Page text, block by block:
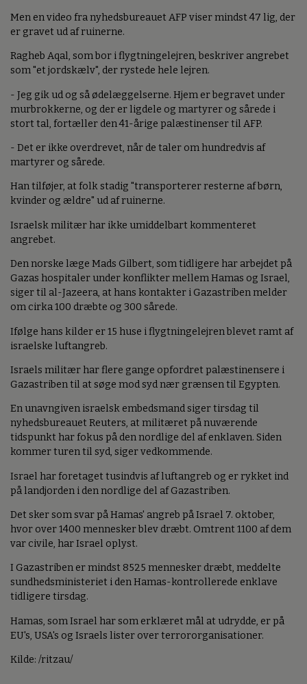
Men en video fra nyhedsbureauet AFP viser mindst 47 lig, der
er gravet ud af ruinerne.
Ragheb Aqal, som bor i flygtningelejren, beskriver angrebet
som "et jordskælv", der rystede hele lejren.
- Jeg gik ud og så ødelæggelserne. Hjem er begravet under
murbrokkerne, og der er ligdele og martyrer og sårede i
stort tal, fortæller den 41-årige palæstinenser til AFP.
- Det er ikke overdrevet, når de taler om hundredvis af
martyrer og sårede.
Han tilføjer, at folk stadig "transporterer resterne af børn,
kvinder og ældre" ud af ruinerne.
Israelsk militær har ikke umiddelbart kommenteret
angrebet.
Den norske læge Mads Gilbert, som tidligere har arbejdet på
Gazas hospitaler under konflikter mellem Hamas og Israel,
siger til al-Jazeera, at hans kontakter i Gazastriben melder
om cirka 100 dræbte og 300 sårede.
Ifølge hans kilder er 15 huse i flygtningelejren blevet ramt af
israelske luftangreb.
Israels militær har flere gange opfordret palæstinensere i
Gazastriben til at søge mod syd nær grænsen til Egypten.
En unavngiven israelsk embedsmand siger tirsdag til
nyhedsbureauet Reuters, at militæret på nuværende
tidspunkt har fokus på den nordlige del af enklaven. Siden
kommer turen til syd, siger vedkommende.
Israel har foretaget tusindvis af luftangreb og er rykket ind
på landjorden i den nordlige del af Gazastriben.
Det sker som svar på Hamas' angreb på Israel 7. oktober,
hvor over 1400 mennesker blev dræbt. Omtrent 1100 af dem
var civile, har Israel oplyst.
I Gazastriben er mindst 8525 mennesker dræbt, meddelte
sundhedsministeriet i den Hamas-kontrollerede enklave
tidligere tirsdag.
Hamas, som Israel har som erklæret mål at udrydde, er på
EU's, USA's og Israels lister over terrororganisationer.
Kilde: /ritzau/